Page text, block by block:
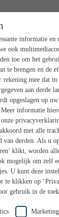
en parketlijmen
met wedi
informatie en
ook
toe om het
te brengen en de
rekening mee dat in
aan derde
opgeslagen op
informatie
met alle
van derden. Als u
klikt, worden
mogelijk om zelf
U kunt deze
te klikken op
gebruik in de
Marketing